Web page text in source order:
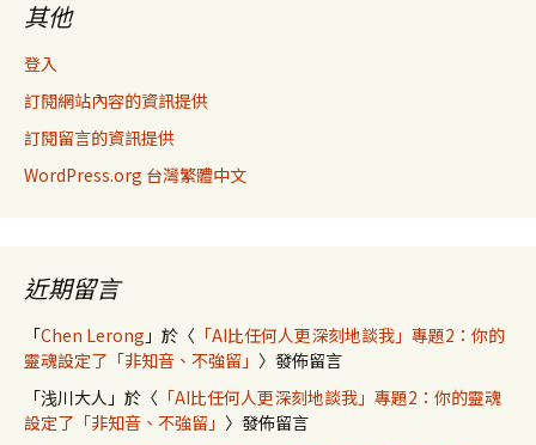
其他
登入
訂閱網站內容的資訊提供
訂閱留言的資訊提供
WordPress.org 台灣繁體中文
近期留言
「Chen Lerong 」於〈 「AI比任何人更深刻地談我」專題2：你的
靈魂設定了「非知音、不強留」 〉發佈留言
「浅川大人 」於〈 「AI比任何人更深刻地談我」專題2：你的靈魂
設定了「非知音、不強留」 〉發佈留言